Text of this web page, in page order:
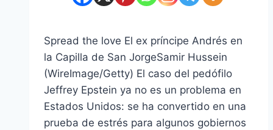
Spread the love El ex príncipe Andrés en
la Capilla de San JorgeSamir Hussein
(WireImage/Getty) El caso del pedófilo
Jeffrey Epstein ya no es un problema en
Estados Unidos: se ha convertido en una
prueba de estrés para algunos gobiernos